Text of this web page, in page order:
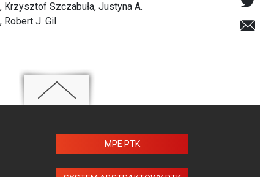
Krzysztof Szczabuła, Justyna A.
J. Gil
MPE PTK